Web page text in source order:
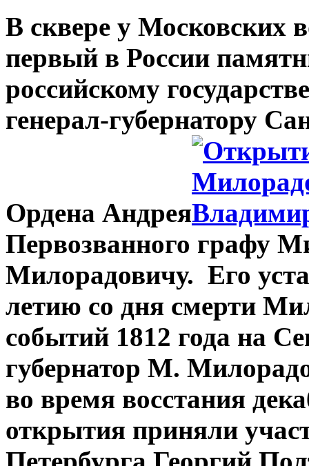
В сквере у Московских
первый в России
российскому
генерал-губернатору
Ордена Андрея
Первозванного графу
Милорадовичу. Его
летию со дня смерти
событий 1812 года на
губернатор М.
во время восстания
открытия приняли